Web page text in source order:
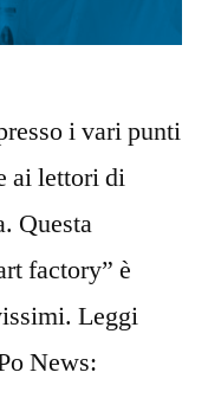
i vari punti
ai lettori di
Questa
factory” è
Leggi
News: